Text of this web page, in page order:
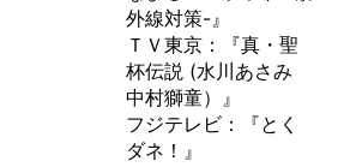
外線対策-』
ＴＶ東京：『真・聖
杯伝説 (水川あさみ
中村獅童）』
フジテレビ：『とく
ダネ！』